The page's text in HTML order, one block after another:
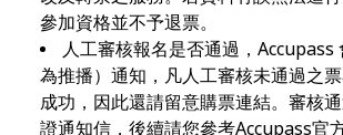
參加資格並不予退票。
人工審核報名是否通過，Accupass
為推播）通知，凡人工審核未通過之
成功，因此還請留意購票連結。審核
證通知信，後續請您參考Accupass官